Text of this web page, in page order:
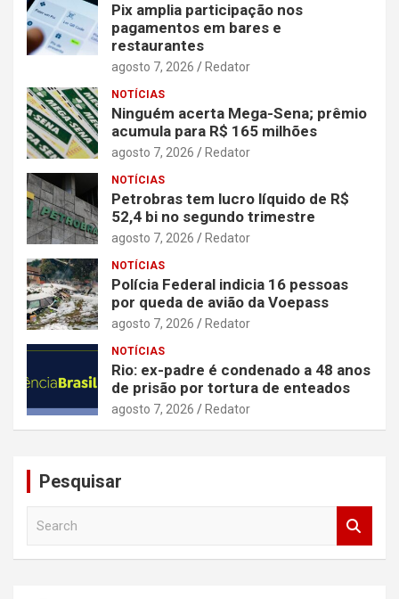
Pix amplia participação nos
pagamentos em bares e
restaurantes
agosto 7, 2026 Redator
NOTÍCIAS
Ninguém acerta Mega-Sena; prêmio
acumula para R$ 165 milhões
agosto 7, 2026 Redator
NOTÍCIAS
Petrobras tem lucro líquido de R$
52,4 bi no segundo trimestre
agosto 7, 2026 Redator
NOTÍCIAS
Polícia Federal indicia 16 pessoas
por queda de avião da Voepass
agosto 7, 2026 Redator
NOTÍCIAS
Rio: ex-padre é condenado a 48 anos
de prisão por tortura de enteados
agosto 7, 2026 Redator
Pesquisar